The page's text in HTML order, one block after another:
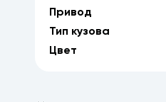
Привод
Тип кузова
Цвет